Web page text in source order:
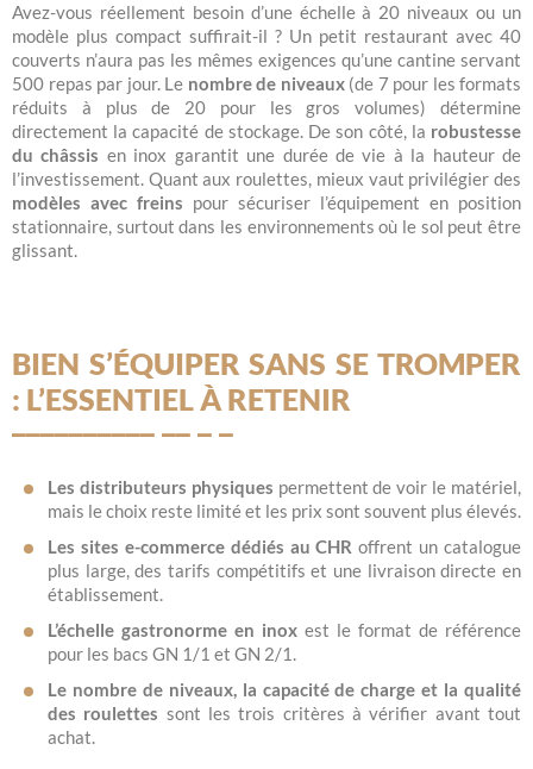
Avez-vous réellement besoin d’une échelle à 20 niveaux ou un
modèle plus compact suffirait-il ? Un petit restaurant avec 40
couverts n’aura pas les mêmes exigences qu’une cantine servant
500 repas par jour. Le nombre de niveaux(de 7 pour les formats
réduits à plus de 20 pour les gros volumes) détermine
directement la capacité de stockage. De son côté, la robustesse
du châssis en inox garantit une durée de vie à la hauteur de
l’investissement. Quant aux roulettes, mieux vaut privilégier des
modèles avec freins pour sécuriser l’équipement en position
stationnaire, surtout dans les environnements où le sol peut être
glissant.
BIEN S’ÉQUIPER SANS SE TROMPER
: L’ESSENTIEL À RETENIR
Les distributeurs physiques permettent de voir le matériel,
mais le choix reste limité et les prix sont souvent plus élevés.
Les sites e-commerce dédiés au CHR offrent un catalogue
plus large, des tarifs compétitifs et une livraison directe en
établissement.
L’échelle gastronorme en inox est le format de référence
pour les bacs GN 1/1 et GN 2/1.
Le nombre de niveaux, la capacité de charge et la qualité
des roulettes sont les trois critères à vérifier avant tout
achat.